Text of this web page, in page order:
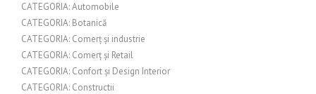
CATEGORIA: Automobile
CATEGORIA: Botanică
CATEGORIA: Comerț și industrie
CATEGORIA: Comerț și Retail
CATEGORIA: Confort și Design Interior
CATEGORIA: Constructii